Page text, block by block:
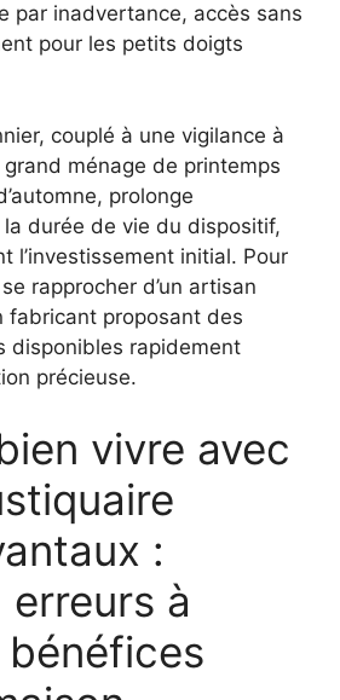
par inadvertance, accès sans
pour les petits doigts
couplé à une vigilance à
ménage de printemps
prolonge
durée de vie du dispositif,
l’investissement initial. Pour
rapprocher d’un artisan
fabricant proposant des
disponibles rapidement
précieuse.
vivre avec
:
à